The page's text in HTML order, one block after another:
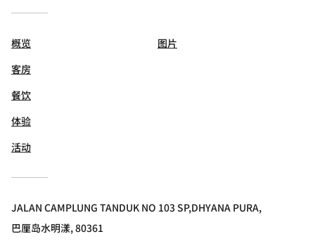
概览
客房
餐饮
体验
活动
图片
JALAN CAMPLUNG TANDUK NO 103 SP,DHYANA PURA,
巴厘岛水明漾, 80361